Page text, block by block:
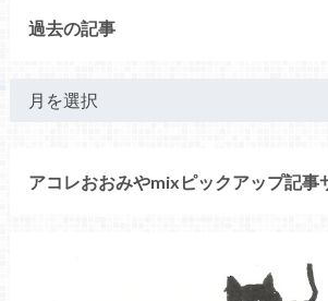
過去の記事
アコレおおみやmixピックアップ記事